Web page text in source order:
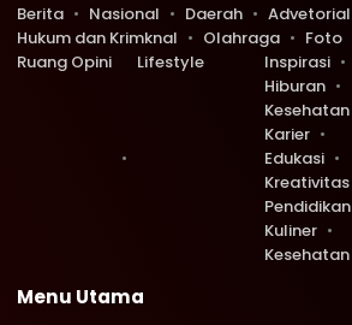
Berita Nasional Daerah
Advetorial
Hukum dan Krimknal
Olahraga Foto
Ruang Opini
Lifestyle
Inspirasi
Hiburan
Kesehatan
Karier
Edukasi
Kreativitas
Pendidikan
Kuliner
Kesehatan
Menu Utama